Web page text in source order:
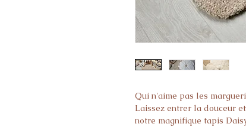
Qui n'aime pas les
Laissez entrer la douceur
notre magnifique tapis